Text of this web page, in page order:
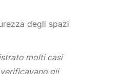
degli spazi
molti casi
gli